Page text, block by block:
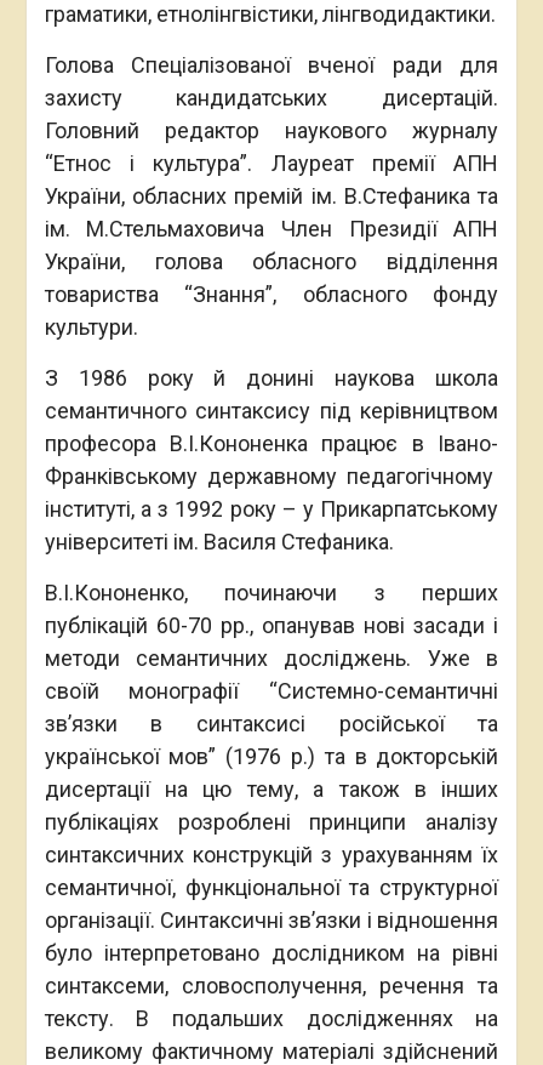
граматики, етнолінгвістики, лінгводидактики.
Голова Спеціалізованої вченої ради для
захисту кандидатських дисертацій.
Головний редактор наукового журналу
“Етнос і культура”. Лауреат премії АПН
України, обласних премій ім. В.Стефаника та
ім. М.Стельмаховича Член Президії АПН
України, голова обласного відділення
товариства “Знання”, обласного фонду
культури.
З 1986 року й донині наукова школа
семантичного синтаксису під керівництвом
професора В.І.Кононенка працює в Івано-
Франківському державному педагогічному
інституті, а з 1992 року – у Прикарпатському
університеті ім. Василя Стефаника.
В.І.Кононенко, починаючи з перших
публікацій 60-70 рр., опанував нові засади і
методи семантичних досліджень. Уже в
своїй монографії “Системно-семантичні
зв’язки в синтаксисі російської та
української мов” (1976 р.) та в докторській
дисертації на цю тему, а також в інших
публікаціях розроблені принципи аналізу
синтаксичних конструкцій з урахуванням їх
семантичної, функціональної та структурної
організації. Синтаксичні зв’язки і відношення
було інтерпретовано дослідником на рівні
синтаксеми, словосполучення, речення та
тексту. В подальших дослідженнях на
великому фактичному матеріалі здійснений